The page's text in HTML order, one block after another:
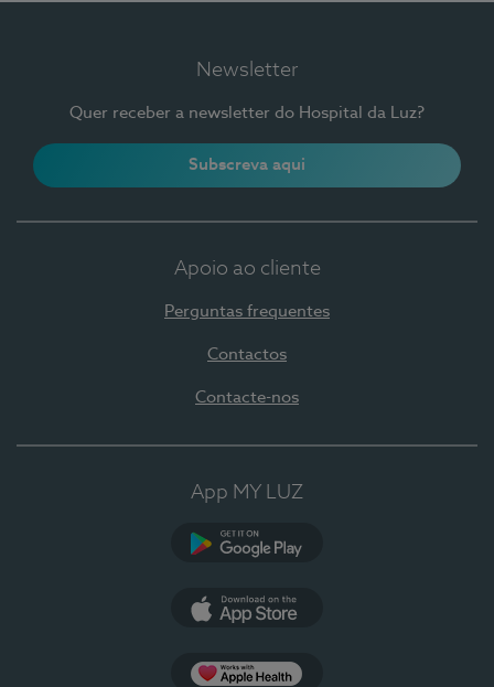
Newsletter
Quer receber a newsletter do Hospital da Luz?
Subscreva aqui
Apoio ao cliente
Perguntas frequentes
Contactos
Contacte-nos
App MY LUZ